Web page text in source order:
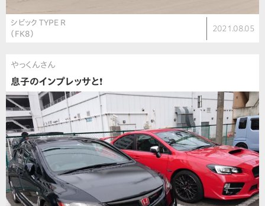
シビック TYPE R
（FK8）
2021.08.05
やっくんさん
息子のインプレッサと❗